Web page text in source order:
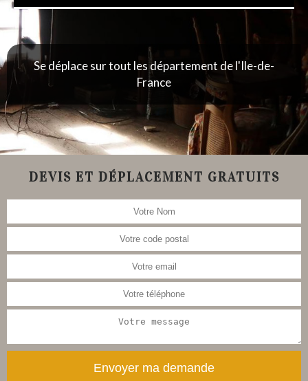
Se déplace sur tout les département de l'Ile-de-
France
DEVIS ET DÉPLACEMENT GRATUITS
restauration de meubles, tableau,
tapis et objets anciens